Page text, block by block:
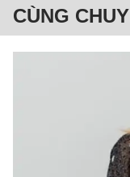
CÙNG